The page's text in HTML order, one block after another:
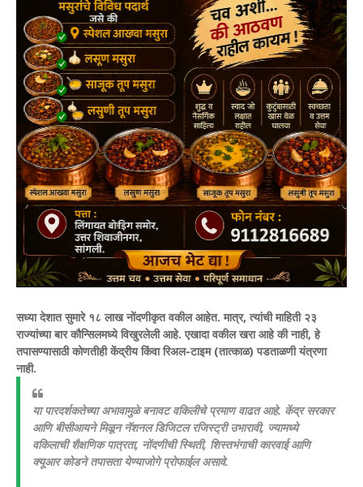
सध्या देशात सुमारे १८ लाख नोंदणीकृत वकील आहेत. मात्र, त्यांची माहिती २३
राज्यांच्या बार कौन्सिलमध्ये विखुरलेली आहे. एखादा वकील खरा आहे की नाही, हे
तपासण्यासाठी कोणतीही केंद्रीय किंवा रिअल-टाइम (तात्काळ) पडताळणी यंत्रणा
नाही.
या पारदर्शकतेच्या अभावामुळे बनावट वकिलीचे प्रमाण वाढत आहे. केंद्र सरकार
आणि बीसीआयने मिळून नॅशनल डिजिटल रजिस्ट्री उभारावी, ज्यामध्ये
वकिलाची शैक्षणिक पात्रता, नोंदणीची स्थिती, शिस्तभंगाची कारवाई आणि
क्यूआर कोडने तपासता येण्याजोगे प्रोफाईल असावे.